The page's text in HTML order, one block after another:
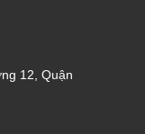
12, Quận